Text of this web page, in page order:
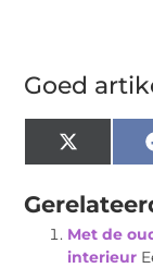
Goed
X
Met de
interieur